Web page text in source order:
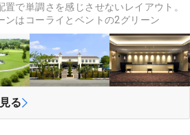
で単調さを感じさせないレイアウト。
はコーライとベントの2グリーン
る